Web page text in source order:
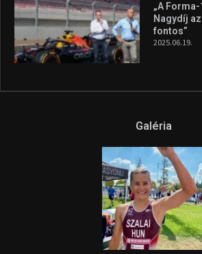
„A
Nagydíj
fontos”
2025.06.19.
Galéria